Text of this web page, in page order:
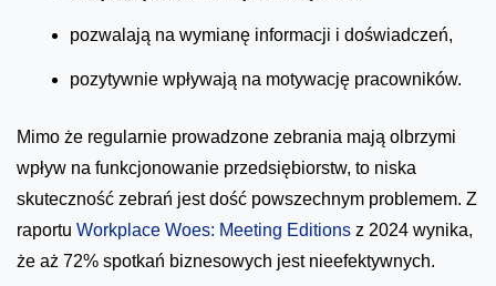
pozwalają na wymianę informacji i doświadczeń,
pozytywnie wpływają na motywację pracowników.
Mimo że regularnie prowadzone zebrania mają olbrzymi
wpływ na funkcjonowanie przedsiębiorstw, to niska
skuteczność zebrań jest dość powszechnym problemem. Z
raportu Workplace Woes: Meeting Editions z 2024 wynika,
że aż 72% spotkań biznesowych jest nieefektywnych.